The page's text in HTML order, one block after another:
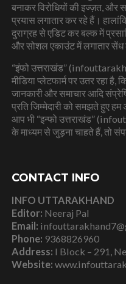
बनाकर विरोधियों की इज्ज़त, और
प्रयास लगातार कर रहे हैं।
दुराग्रह से एडिट कर बल्क में
और सोशल एकाउंट में लगातार सेंध
“इंफो उत्तराखंड”
मीडिया प्लेटफार्म पर उतर रहा
जानकारी और समाचार आदि
प्रति जिम्मेदारी को समझते हुए
आप भी “इन्फो उत्तराखंड”
के माध्यम से जुड़ना चाहते हैं, तो
CONTACT INFO
INFO UTTARAKHAND
Editor: Neeraj Pal
Email:
Phone: 9368826960
Address: I Block – 291,
Website: